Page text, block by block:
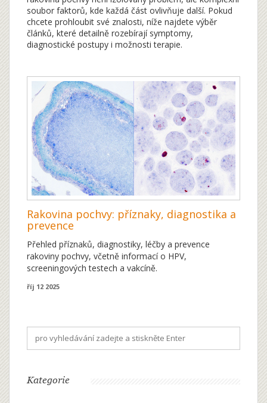
soubor faktorů, kde každá část ovlivňuje další. Pokud
chcete prohloubit své znalosti, níže najdete výběr
článků, které detailně rozebírají symptomy,
diagnostické postupy i možnosti terapie.
Rakovina pochvy: příznaky, diagnostika a
prevence
Přehled příznaků, diagnostiky, léčby a prevence
rakoviny pochvy, včetně informací o HPV,
screeningových testech a vakcíně.
říj 12 2025
Kategorie